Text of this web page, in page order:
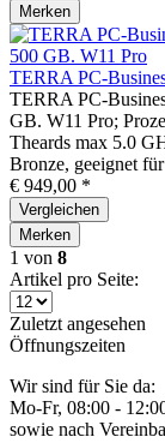
Merken
TERRA PC-
TERRA PC-
GB. W11 Pro;
Theards max 5.0
Bronze, geeignet
€ 949,00 *
Vergleichen
Merken
1 von 8
Artikel pro Seite:
Zuletzt angesehen
Öffnungszeiten
Wir sind für Sie da:
Mo-Fr, 08:00 -
sowie nach